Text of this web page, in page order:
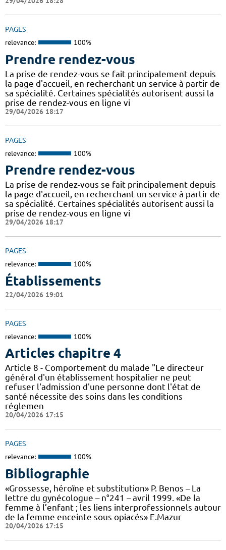
PAGES
relevance: 100%
Prendre rendez-vous
La prise de rendez-vous se fait principalement depuis
la page d'accueil, en recherchant un service à partir de
sa spécialité. Certaines spécialités autorisent aussi la
prise de rendez-vous en ligne vi
29/04/2026 18:17
PAGES
relevance: 100%
Prendre rendez-vous
La prise de rendez-vous se fait principalement depuis
la page d'accueil, en recherchant un service à partir de
sa spécialité. Certaines spécialités autorisent aussi la
prise de rendez-vous en ligne vi
29/04/2026 18:17
PAGES
relevance: 100%
Établissements
22/04/2026 19:01
PAGES
relevance: 100%
Articles chapitre 4
Article 8 - Comportement du malade "Le directeur
général d'un établissement hospitalier ne peut
refuser l'admission d'une personne dont l'état de
santé nécessite des soins dans les conditions
réglemen
20/04/2026 17:15
PAGES
relevance: 100%
Bibliographie
«Grossesse, héroïne et substitution» P. Benos – La
lettre du gynécologue – n°241 – avril 1999. «De la
femme à l’enfant ; les liens interprofessionnels autour
de la femme enceinte sous opiacés» E.Mazur
20/04/2026 17:15